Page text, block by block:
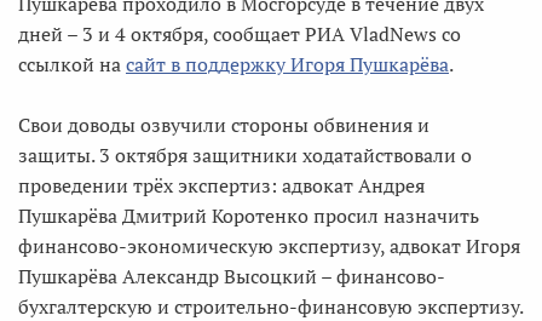
дней – 3 и 4 октября, сообщает РИА VladNews со
ссылкой насайт в поддержку Игоря Пушкарёва.
Свои доводы озвучили стороны обвинения и
защиты. 3 октября защитники ходатайствовали о
проведении трёх экспертиз: адвокат Андрея
Пушкарёва Дмитрий Коротенко просил назначить
финансово-экономическую экспертизу, адвокат Игоря
Пушкарёва Александр Высоцкий – финансово-
бухгалтерскую и строительно-финансовую экспертизу.